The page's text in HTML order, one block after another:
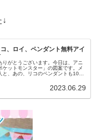
、ロイ、ペンダント無料アイ
りがとうございます。今日は、アニ
ケットモンスター」の図案です。メ
と、あの、リコのペンダントも100
2023.06.29